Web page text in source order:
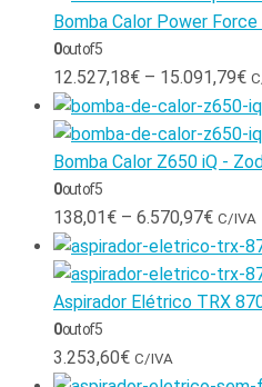
Bomba Calor Power
0out of 5
12.527,18€ – 15.091,79€
Bomba Calor Z650 iQ -
0out of 5
138,01 € – 6.570,97€ C/IVA
Aspirador Elétrico TRX
0out of 5
3.253,60€ C/IVA